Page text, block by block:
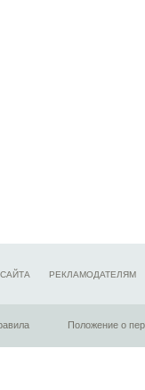
РЕКЛАМОДАТЕЛЯМ
Положение о